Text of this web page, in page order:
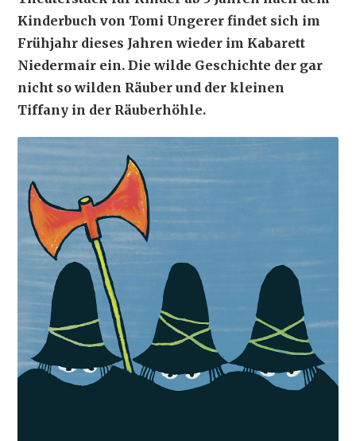
Kinderbuch von Tomi Ungerer findet sich im
Frühjahr dieses Jahren wieder im Kabarett
Niedermair ein. Die wilde Geschichte der gar
nicht so wilden Räuber und der kleinen
Tiffany in der Räuberhöhle.